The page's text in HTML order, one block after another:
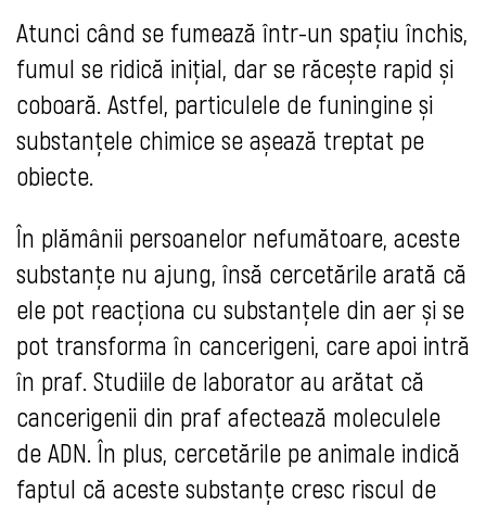
Atunci când se fumează într-un spațiu închis,
fumul se ridică inițial, dar se răcește rapid și
coboară. Astfel, particulele de funingine și
substanțele chimice se așează treptat pe
obiecte.
În plămânii persoanelor nefumătoare, aceste
substanțe nu ajung, însă cercetările arată că
ele pot reacționa cu substanțele din aer și se
pot transforma în cancerigeni, care apoi intră
în praf. Studiile de laborator au arătat că
cancerigenii din praf afectează moleculele
de ADN. În plus, cercetările pe animale indică
faptul că aceste substanțe cresc riscul de